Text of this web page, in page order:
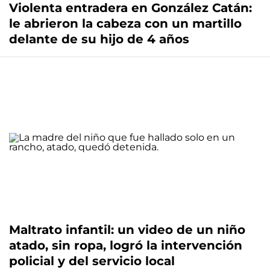
Violenta entradera en González Catán:
le abrieron la cabeza con un martillo
delante de su hijo de 4 años
Maltrato infantil: un video de un niño
atado, sin ropa, logró la intervención
policial y del servicio local